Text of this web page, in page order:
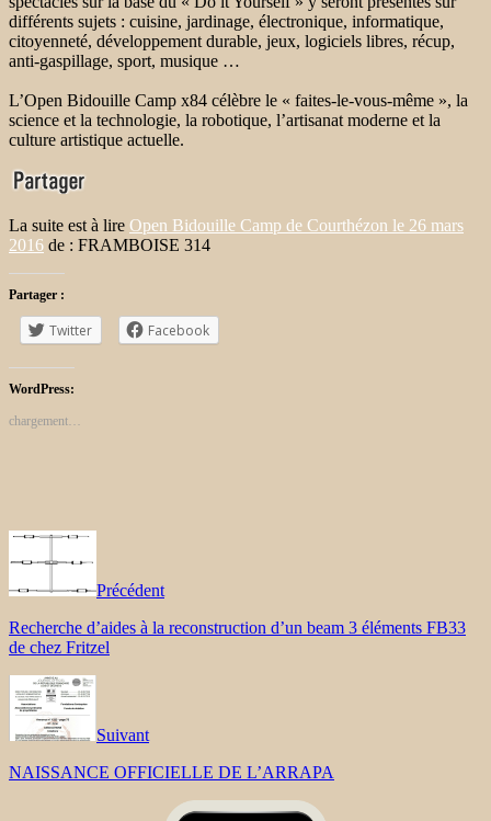
différents sujets : cuisine, jardinage, électronique, informatique,
citoyenneté, développement durable, jeux, logiciels libres, récup,
anti-gaspillage, sport, musique …
L’Open Bidouille Camp x84 célèbre le « faites-le-vous-même », la
science et la technologie, la robotique, l’artisanat moderne et la
culture artistique actuelle.
La suite est à lire Open Bidouille Camp de Courthézon le 26 mars
2016 de : FRAMBOISE 314
Partager :
Twitter Facebook
WordPress:
chargement…
Précédent
Recherche d’aides à la reconstruction d’un beam 3 éléments FB33
de chez Fritzel
Suivant
NAISSANCE OFFICIELLE DE L’ARRAPA